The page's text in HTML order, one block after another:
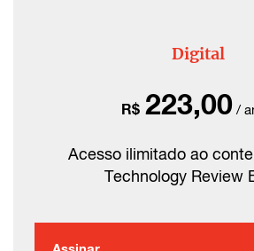
Digital
R$ 223,00 /
Acesso ilimitado ao
Technology Review